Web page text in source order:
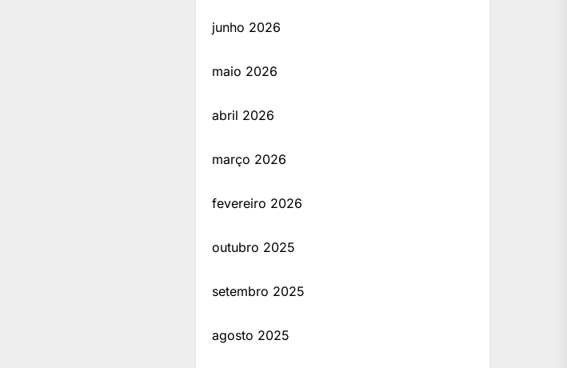
junho 2026
maio 2026
abril 2026
março 2026
fevereiro 2026
outubro 2025
setembro 2025
agosto 2025